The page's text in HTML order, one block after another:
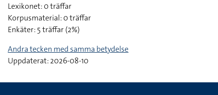
Lexikonet: 0 träffar
Korpusmaterial: 0 träffar
Enkäter: 5 träffar (2%)
Andra tecken med samma betydelse
Uppdaterat: 2026-08-10